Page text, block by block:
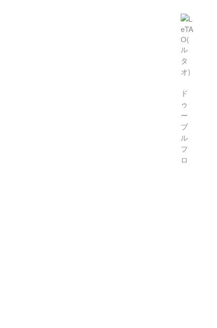
きのとや | フィナンシェ アンジェトワールを実